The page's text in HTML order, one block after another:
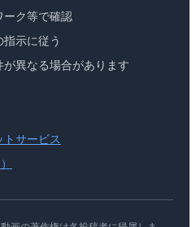
ーク等で確認
示に従う
異なる場合があります
サービス